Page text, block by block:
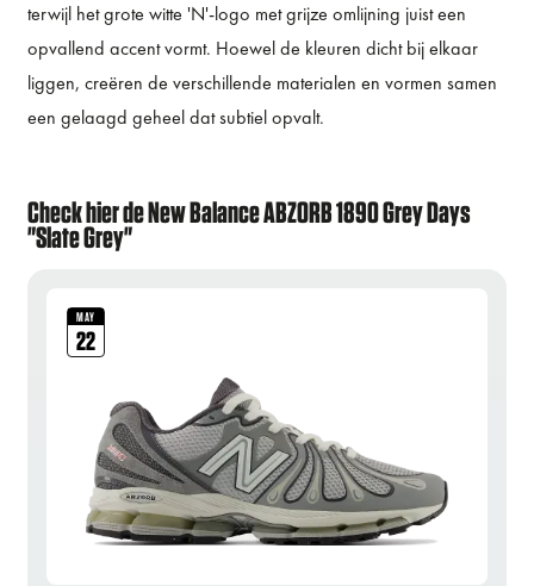
terwijl het grote witte 'N'-logo met grijze omlijning juist een
opvallend accent vormt. Hoewel de kleuren dicht bij elkaar
liggen, creëren de verschillende materialen en vormen samen
een gelaagd geheel dat subtiel opvalt.
Check hier de New Balance ABZORB 1890 Grey Days
"Slate Grey"
MAY
22